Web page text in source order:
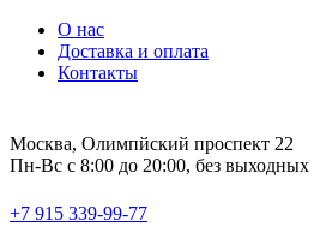
О нас
Доставка и оплата
Контакты
Москва, Олимпйский проспект 22
Пн-Вс с 8:00 до 20:00, без выходных
+7 915 339-99-77